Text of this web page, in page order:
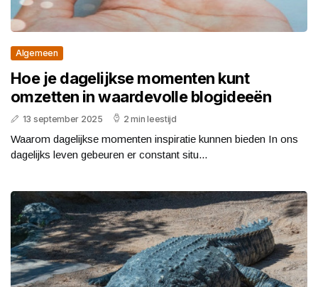
Algemeen
Hoe je dagelijkse momenten kunt
omzetten in waardevolle blogideeën
13 september 2025 2 min leestijd
Waarom dagelijkse momenten inspiratie kunnen bieden In ons
dagelijks leven gebeuren er constant situ...